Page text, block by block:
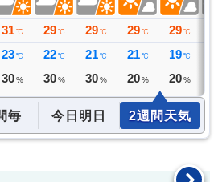
31 ℃
23 ℃
30 %
29 ℃
22 ℃
30 %
29 ℃
21 ℃
30 %
29 ℃
21 ℃
20 %
29 ℃
19 ℃
20 %
毎 今日明日 2週間天気